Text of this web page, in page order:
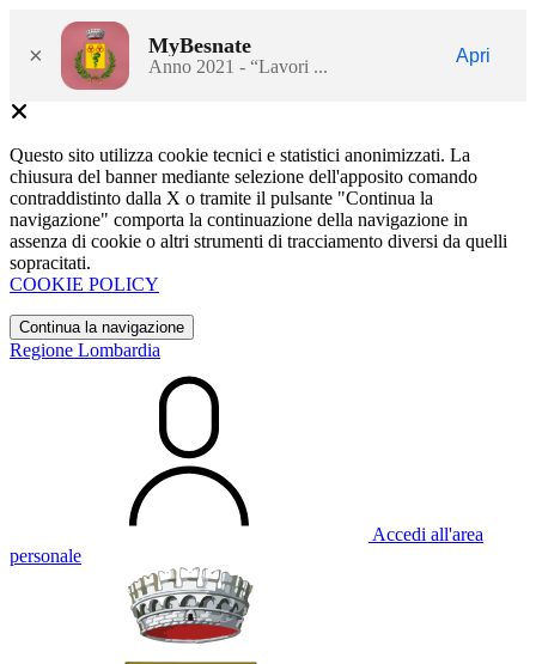
× MyBesnate
Anno 2021 - “Lavori ...
Apri
Questo sito utilizza cookie tecnici e statistici anonimizzati. La
chiusura del banner mediante selezione dell'apposito comando
contraddistinto dalla X o tramite il pulsante "Continua la
navigazione" comporta la continuazione della navigazione in
assenza di cookie o altri strumenti di tracciamento diversi da quelli
sopracitati.
COOKIE POLICY
Continua la navigazione
Regione Lombardia
Accedi all'area
personale